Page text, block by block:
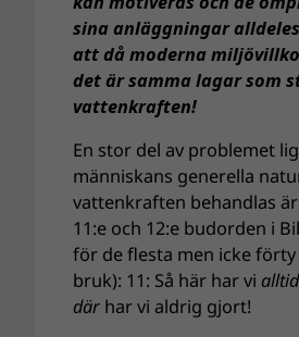
sina anläggningar
att då moderna
det är samma lagar som
vattenkraften!
En stor del av problemet
människans generella
vattenkraften behandlas
11:e och 12:e budorden i
för de flesta men icke
bruk): 11: Så här har vi alltid
där har vi aldrig gjort!